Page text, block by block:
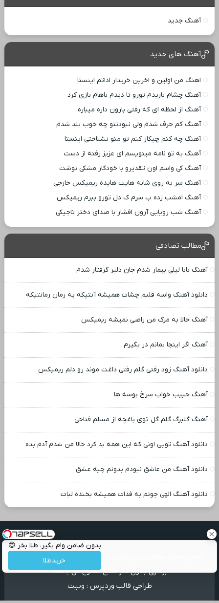
بدون ضامن وام بگیر، طلا بخر 😍
خریدطلا
آهنگ جدید
آهنگ های جدید
اهنگ من اولین و اخرین خریدار اداتم اینستا
آهنگ چشام باریدم تورو تا دیدم باهام بازی کرد
آهنگ از لحظه ای که رفتی بارون داره میباره
آهنگ کم حرف شدم ولی نبودنتو چه خوب بلد شدم
آهنگ چه کنم چیکار کنم تو منو نشناختی اینستا
آهنگ به تو نامه مینویسم ای عزیز رفته از دست
آهنگ کی واسم اون تقدیرو با خودکار مشکی نوشت
آهنگ سر به روی شانه هایت هایده ریمیکس خارجی
آهنگ امشب زده ب سرم ک دل تورو ببرم ریمیکس
آهنگ شب رویایی آرون افشار با صدای دختر تاجیکی
مطالب تصادفی
آهنگ بابا لیلی بیمار شدم جان دلبر گرفتار شدم
دانلود آهنگ واسه قلبم چشات همیشه آنتیکه یه رمان رمانتیکه
آهنگ حالا به مرگ من راضی نمیشه ریمیکس
آهنگ اگر اینجا بمانم در بگیرم
دانلود آهنگ زود رفتی گلم رفتی داغت موند رو دلم ریمیکس
آهنگ حبیب خواب سرخ بوسه ها
آهنگ گلبرگ گلم گل توی باغچه از مسلم فتاحی
دانلود آهنگ تویی اونی که این همه بد کرد حالا من شدم آدم بده
دانلود آهنگ من عاشق نبودم بدونم چیه عشق
دانلود آهنگ الهی جونم به فدات همیشه بخنده لبات
تمامی حقوق مطالب برای موزیک بابا محفوظ است و هرگونه کپی
برداری بدون ذکر منبع ممنوع می باشد.
طراحی قالب وردپرس : وبیت